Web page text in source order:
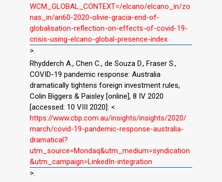
WCM_GLOBAL_CONTEXT=/elcano/elcano_in/zo
nas_in/ari60-2020-olivie-gracia-end-of-
globalisation-reflection-on-effects-of-covid-19-
crisis-using-elcano-global-presence-index
>.
Rhydderch A., Chen C., de Souza D., Fraser S.,
COVID-19 pandemic response: Australia
dramatically tightens foreign investment rules,
Colin Biggers & Paisley [online], 8 IV 2020
[accessed: 10 VIII 2020]: <
https://www.cbp.com.au/insights/insights/2020/
march/covid-19-pandemic-response-australia-
dramatical?
utm_source=Mondaq&utm_medium=syndication
&utm_campaign=LinkedIn-integration
>.